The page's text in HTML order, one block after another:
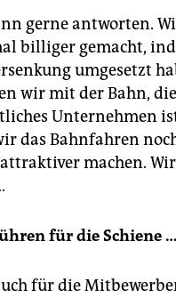
gerne antworten.
billiger gemacht,
umgesetzt
wir mit der Bahn,
Unternehmen
das Bahnfahren
machen.
für die Schiene …
für die